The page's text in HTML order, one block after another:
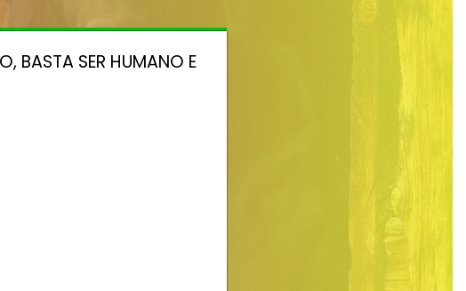
BASTA SER HUMANO E